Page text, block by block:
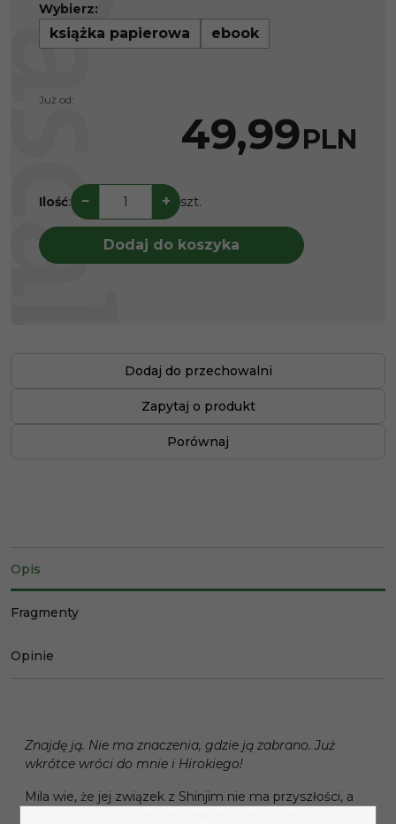
Wybierz:
książka papierowa ebook
Już od:
49,99PLN
Ilość: − + szt.
Dodaj do koszyka
Dodaj do przechowalni
Zapytaj o produkt
Porównaj
Opis
Fragmenty
Opinie
Znajdę ją. Nie ma znaczenia, gdzie ją zabrano. Już
wkrótce wróci do mnie i Hirokiego!
Mila wie, że jej związek z Shinjim nie ma przyszłości, a